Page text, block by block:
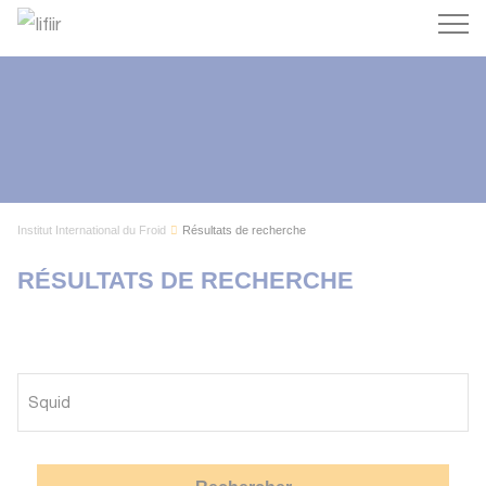
Institut International du Froid Résultats de recherche
RÉSULTATS DE RECHERCHE